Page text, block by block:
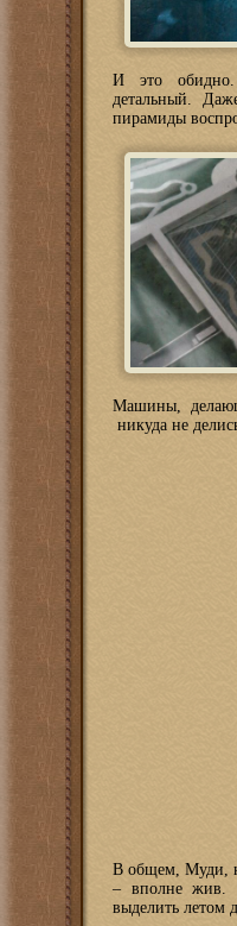
И это
детальный.
пирамиды
Машины,
никуда не
В общем, Муди,
– вполне жив.
выделить летом